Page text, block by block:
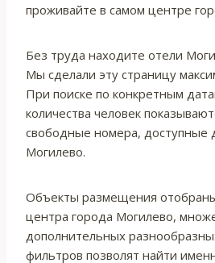
проживайте в самом центре
Без труда находите отели
Мы сделали эту страницу
При поиске по конкретным
количества человек
свободные номера, доступные
Могилево.
Объекты размещения
центра города Могилево,
дополнительных
фильтров позволят найти